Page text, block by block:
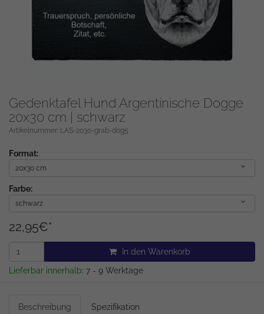
Gedenktafel Hund Argentinische Dogge
20x30 cm | schwarz
Artikelnummer: LAS-2030-grab-dog5
Format:
20x30 cm
Farbe:
schwarz
22,95€*
In den Warenkorb
Lieferbar innerhalb: 7 - 9 Werktage
Beschreibung Spezifikation